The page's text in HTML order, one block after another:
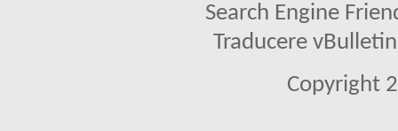
Search Engine
Traducere
Copyright